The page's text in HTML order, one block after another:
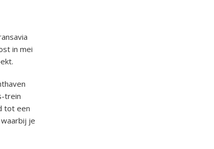
in mei
trein
tot een
je